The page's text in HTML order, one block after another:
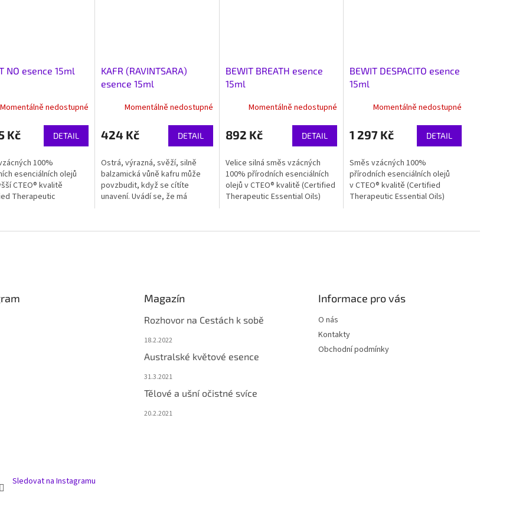
NO esence 15ml
Momentálně nedostupné
Kč DETAIL
100%
esenciálních olejů
CTEO® kvalitě
Therapeutic
sílu a rozhodnost
KAFR (RAVINTSARA)
esence 15ml
Momentálně nedostupné
424 Kč DETAIL
Ostrá, výrazná, svěží, silně
balzamická vůně kafru může
povzbudit, když se cítíte
unavení. Uvádí se, že má
BEWIT BREATH esence
15ml
Momentálně nedostupné
892 Kč DETAIL
Velice silná směs vzácných
100% přírodních esenciálních
olejů v CTEO® kvalitě (Certified
Therapeutic Essential Oils)
BEWIT DESPACITO esence
15ml
Momentálně nedostupné
1 297 Kč DETAIL
Směs vzácných 100%
přírodních esenciálních olejů
v CTEO® kvalitě (Certified
Therapeutic Essential Oils)
radosti,...
Sledovat na Instagramu
Magazín
Rozhovor na Cestách k sobě
18.2.2022
Australské květové esence
31.3.2021
Tělové a ušní očistné svíce
20.2.2021
Informace pro vás
O nás
Kontakty
Obchodní podmínky